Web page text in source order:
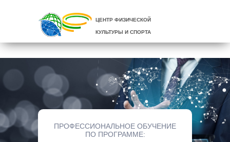
ЦЕНТР ФИЗИЧЕСКОЙ
КУЛЬТУРЫ И СПОРТА
ПРОФЕССИОНАЛЬНОЕ ОБУЧЕНИЕ
ПО ПРОГРАММЕ: